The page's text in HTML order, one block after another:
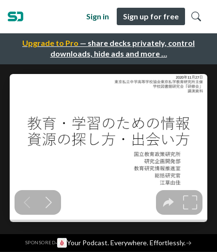
Upgrade to Pro — share decks privately, control
downloads, hide ads and more …
Sign in Sign up for free
SPONSORED· Your Podcast. Everywhere. Effortlessly.→